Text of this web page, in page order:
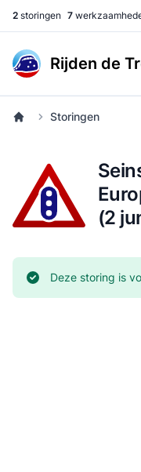
2 storingen 7
Rijden de
Storingen
(2
Huidige status:
Deze storing is